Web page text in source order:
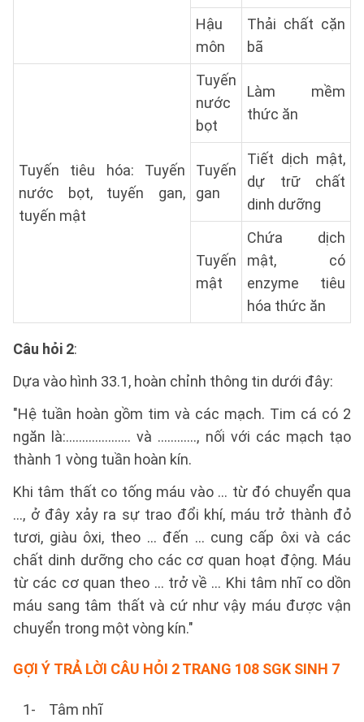
Hậu
môn
Thải chất cặn
bã
Tuyến tiêu hóa: Tuyến
nước bọt, tuyến gan,
tuyến mật
Tuyến
nước
bọt
Làm mềm
thức ăn
Tuyến
gan
Tiết dịch mật,
dự trữ chất
dinh dưỡng
Tuyến
mật
Chứa dịch
mật, có
enzyme tiêu
hóa thức ăn
Câu hỏi 2:
Dựa vào hình 33.1, hoàn chỉnh thông tin dưới đây:
"Hệ tuần hoàn gồm tim và các mạch. Tim cá có 2
ngăn là:.................... và …………, nối với các mạch tạo
thành 1 vòng tuần hoàn kín.
Khi tâm thất co tống máu vào ... từ đó chuyển qua
..., ở đây xảy ra sự trao đổi khí, máu trở thành đỏ
tươi, giàu ôxi, theo ... đến ... cung cấp ôxi và các
chất dinh dưỡng cho các cơ quan hoạt động. Máu
từ các cơ quan theo ... trở về ... Khi tâm nhĩ co dồn
máu sang tâm thất và cứ như vậy máu được vận
chuyển trong một vòng kín."
GỢI Ý TRẢ LỜI CÂU HỎI 2 TRANG 108 SGK SINH 7
1- Tâm nhĩ